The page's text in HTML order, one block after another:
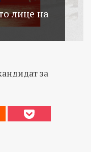
лице на
за